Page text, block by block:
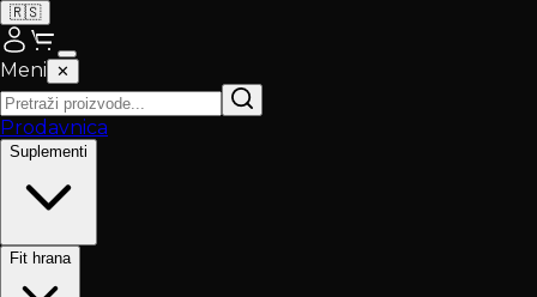
🇷🇸
Meni ✕
Prodavnica
Suplementi
Fit hrana